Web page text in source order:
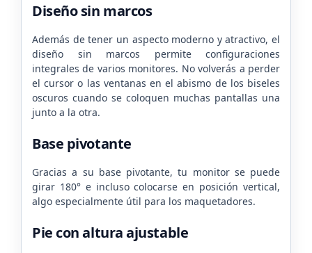
Diseño sin marcos
Además de tener un aspecto moderno y atractivo, el
diseño sin marcos permite configuraciones
integrales de varios monitores. No volverás a perder
el cursor o las ventanas en el abismo de los biseles
oscuros cuando se coloquen muchas pantallas una
junto a la otra.
Base pivotante
Gracias a su base pivotante, tu monitor se puede
girar 180° e incluso colocarse en posición vertical,
algo especialmente útil para los maquetadores.
Pie con altura ajustable